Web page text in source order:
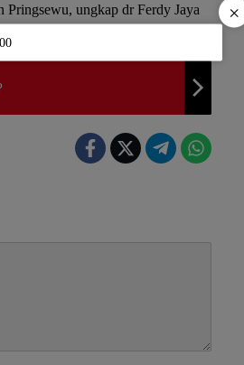
Pringsewu, ungkap dr Ferdy Jaya
×